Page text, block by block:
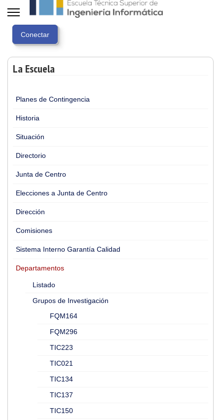
La Escuela
Planes de Contingencia
Historia
Situación
Directorio
Junta de Centro
Elecciones a Junta de Centro
Dirección
Comisiones
Sistema Interno Garantía Calidad
Departamentos
Listado
Grupos de Investigación
FQM164
FQM296
TIC223
TIC021
TIC134
TIC137
TIC150